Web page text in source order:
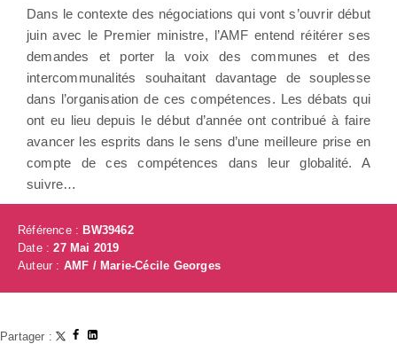
Dans le contexte des négociations qui vont s’ouvrir début
juin avec le Premier ministre, l’AMF entend réitérer ses
demandes et porter la voix des communes et des
intercommunalités souhaitant davantage de souplesse
dans l’organisation de ces compétences. Les débats qui
ont eu lieu depuis le début d’année ont contribué à faire
avancer les esprits dans le sens d’une meilleure prise en
compte de ces compétences dans leur globalité. A
suivre…
Référence : BW39462
Date :27 Mai 2019
Auteur : AMF / Marie-Cécile Georges
Partager :